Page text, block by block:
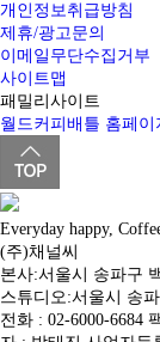
개인정보취급방침
제휴/광고문의
이메일무단수집거부
사이트맵
패밀리사이트
월드커피배틀 홈페이
Everyday happy,
(주)채널씨
본사:서울시 송파구
스튜디오:서울시 송
전화 : 02-6000-6684